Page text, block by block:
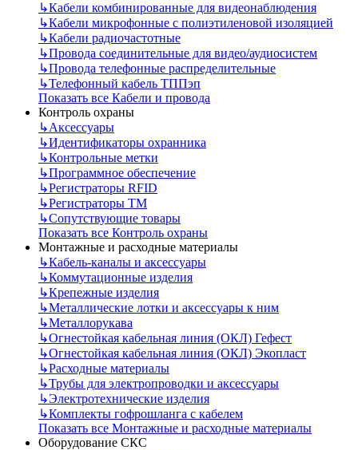
↳Кабели комбинированные для видеонаблюдения
↳Кабели микрофонные с полиэтиленовой изоляцией
↳Кабели радиочастотные
↳Провода соединительные для видео/аудиосистем
↳Провода телефонные распределительные
↳Телефонный кабель ТППэп
Показать все Кабели и провода
Контроль охраны
↳Аксессуары
↳Идентификаторы охранника
↳Контрольные метки
↳Программное обеспечение
↳Регистраторы RFID
↳Регистраторы ТМ
↳Сопутствующие товары
Показать все Контроль охраны
Монтажные и расходные материалы
↳Кабель-каналы и аксессуары
↳Коммутационные изделия
↳Крепежные изделия
↳Металлические лотки и аксессуары к ним
↳Металлорукава
↳Огнестойкая кабельная линия (ОКЛ) Гефест
↳Огнестойкая кабельная линия (ОКЛ) Экопласт
↳Расходные материалы
↳Трубы для электропроводки и аксессуары
↳Электротехнические изделия
↳Комплекты гофрошланга с кабелем
Показать все Монтажные и расходные материалы
Оборудование СКС